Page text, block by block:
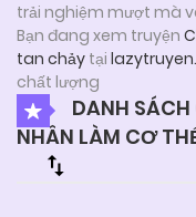
trải nghiệm mượt mà
Bạn đang xem truyện
tan chảy tại
chất lượng
DANH SÁCH
NHÂN LÀM CƠ